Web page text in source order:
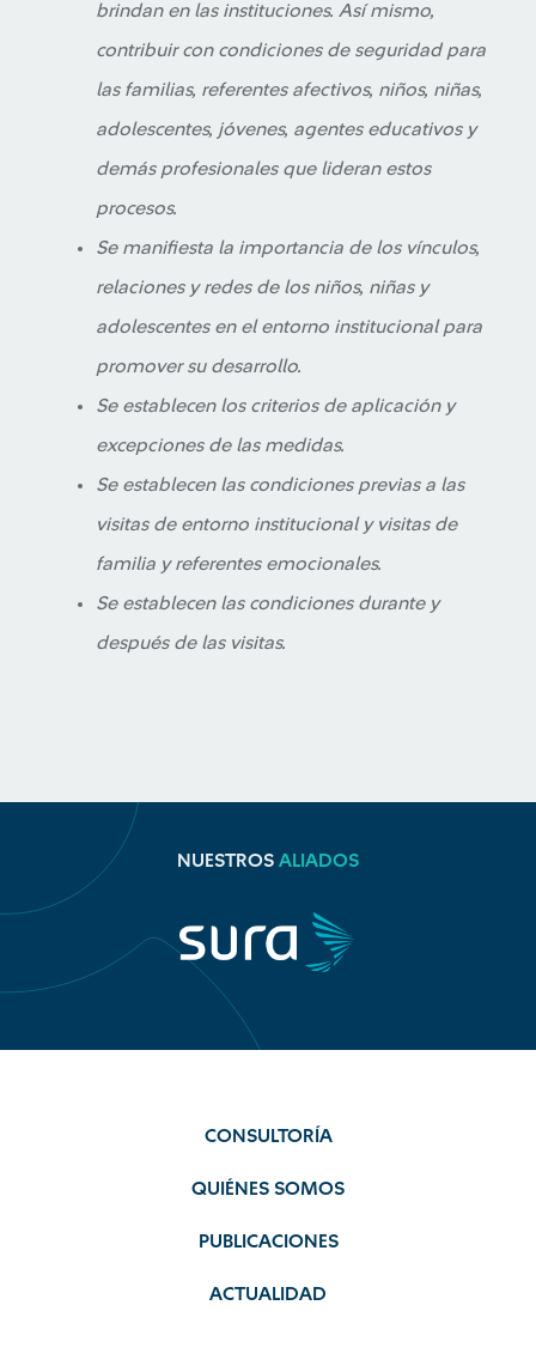
brindan en las instituciones. Así mismo,
contribuir con condiciones de seguridad para
las familias, referentes afectivos, niños, niñas,
adolescentes, jóvenes, agentes educativos y
demás profesionales que lideran estos
procesos.
Se manifiesta la importancia de los vínculos,
relaciones y redes de los niños, niñas y
adolescentes en el entorno institucional para
promover su desarrollo.
Se establecen los criterios de aplicación y
excepciones de las medidas.
Se establecen las condiciones previas a las
visitas de entorno institucional y visitas de
familia y referentes emocionales.
Se establecen las condiciones durante y
después de las visitas.
NUESTROS ALIADOS
CONSULTORÍA
QUIÉNES SOMOS
PUBLICACIONES
ACTUALIDAD